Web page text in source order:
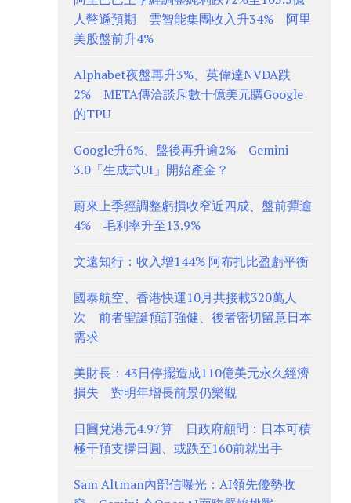
人幣遜預期 雲智能集團收入升34% 阿里
美股盤前升4%
Alphabet夜盤再升3%、英偉達NVDA跌
2% META傳洽談斥數十億美元購Google
的TPU
Google升6%、盤後再升逾2% Gemini
3.0「生成式UI」開始產金？
蔚來上季經調整虧損收窄近四成、盤前彈逾
4% 毛利率升至13.9%
文遠知行：收入增144% 阿布扎比盈虧平衡
國泰航空、香港快運10月共接載320萬人
次 前者聖誕預訂強健、後者密切留意日本
需求
美財長：43日停擺造成110億美元永久經濟
損失 對明年增長前景仍樂觀
日圓兌港元4.97算 日政府顧問：日本可積
極干預支撐日圓、或跌至160前就出手
Sam Altman內部信曝光：AI領先優勢收